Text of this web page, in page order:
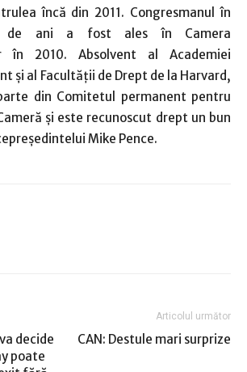
încă din 2011. Congresmanul în
de ani a fost ales în Camera
în 2010. Absolvent al Academiei
şi al Facultăţii de Drept de la Harvard,
din Comitetul permanent pentru
şi este recunoscut drept un bun
Mike Pence.
decide
poate
Articolul următor
CAN: Destule mari surprize